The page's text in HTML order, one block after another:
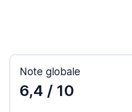
Note globale
6,4 / 10